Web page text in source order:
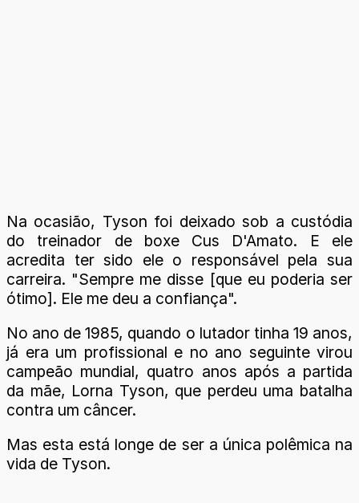
Na ocasião, Tyson foi deixado sob a custódia
do treinador de boxe Cus D'Amato. E ele
acredita ter sido ele o responsável pela sua
carreira. "Sempre me disse [que eu poderia ser
ótimo]. Ele me deu a confiança".
No ano de 1985, quando o lutador tinha 19 anos,
já era um profissional e no ano seguinte virou
campeão mundial, quatro anos após a partida
da mãe, Lorna Tyson, que perdeu uma batalha
contra um câncer.
Mas esta está longe de ser a única polêmica na
vida de Tyson.